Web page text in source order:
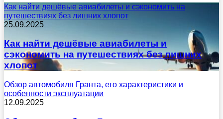
Как найти дешёвые авиабилеты и сэкономить на
путешествиях без лишних хлопот
25.09.2025
Как найти дешёвые авиабилеты и
сэкономить на путешествиях без лишних
хлопот
Обзор автомобиля Гранта, его характеристики и
особенности эксплуатации
12.09.2025